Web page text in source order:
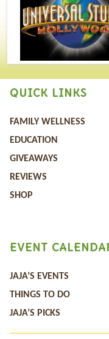
QUICK LINKS
FAMILY WELLNESS
EDUCATION
GIVEAWAYS
REVIEWS
SHOP
EVENT
JAJA’S EVENTS
THINGS TO DO
JAJA’S PICKS